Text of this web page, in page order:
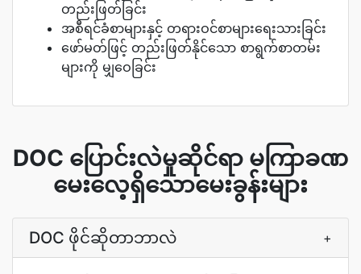
တည်းဖြတ်ခြင်း
အစီရင်ခံစာများနှင့် တရားဝင်စာများရေးသားခြင်း
ဖော်မတ်ဖြင့် တည်းဖြတ်နိုင်သော စာရွက်စာတမ်း
များကို မျှဝေခြင်း
DOC ပြောင်းလဲမှုဆိုင်ရာ မကြာခဏ
မေးလေ့ရှိသောမေးခွန်းများ
DOC ဖိုင်ဆိုတာဘာလဲ +